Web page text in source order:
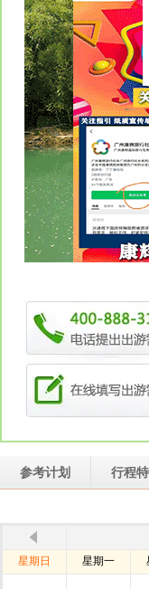
参考计划 行程
星期日
星期一